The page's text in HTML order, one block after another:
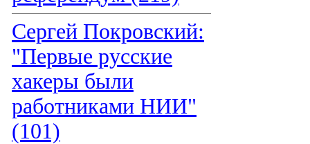
Сергей Покровский:
"Первые русские
хакеры были
работниками НИИ"
(101)